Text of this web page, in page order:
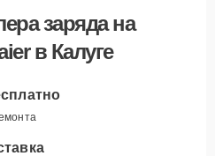
зарядана
в Калуге